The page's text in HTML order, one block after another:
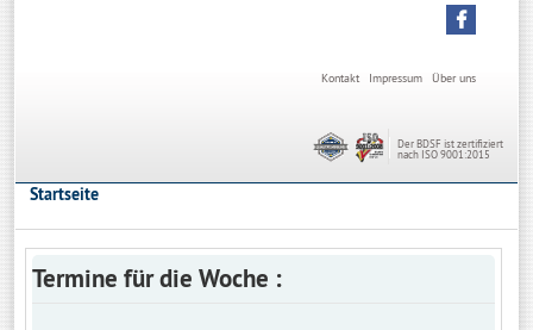
Über uns
Impressum
Kontakt
Der BDSF ist zertifiziert
nach ISO 9001:2015
Startseite
Termine für die Woche :